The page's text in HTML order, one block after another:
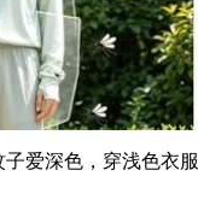
爱深色，穿浅色衣服